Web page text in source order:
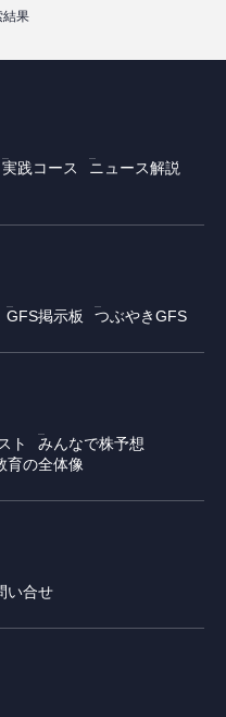
結果
実践コース
ニュース解説
GFS掲示板 つぶやきGFS
ト
みんなで株予想
育の全体像
い合せ